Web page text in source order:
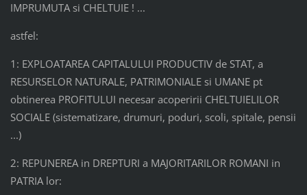
IMPRUMUTA si CHELTUIE ! ...
astfel:
1: EXPLOATAREA CAPITALULUI PRODUCTIV de STAT, a
RESURSELOR NATURALE, PATRIMONIALE si UMANE pt
obtinerea PROFITULUI necesar acoperirii CHELTUIELILOR
SOCIALE (sistematizare, drumuri, poduri, scoli, spitale, pensii
...)
2: REPUNEREA in DREPTURI a MAJORITARILOR ROMANI in
PATRIA lor: